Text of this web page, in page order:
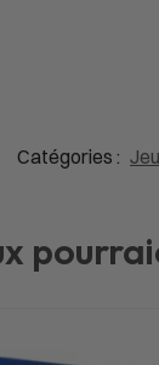
Catégories :